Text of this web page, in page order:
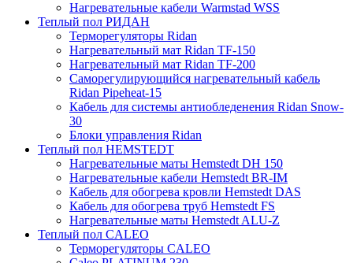
Нагревательные кабели Warmstad WSS
Теплый пол РИДАН
Терморегуляторы Ridan
Нагревательный мат Ridan TF-150
Нагревательный мат Ridan TF-200
Саморегулирующийся нагревательный кабель
Ridan Pipeheat-15
Кабель для системы антиобледенения Ridan Snow-
30
Блоки управления Ridan
Теплый пол HEMSTEDT
Нагревательные маты Hemstedt DH 150
Нагревательные кабели Hemstedt BR-IM
Кабель для обогрева кровли Hemstedt DAS
Кабель для обогрева труб Hemstedt FS
Нагревательные маты Hemstedt ALU-Z
Теплый пол CALEO
Терморегуляторы CALEO